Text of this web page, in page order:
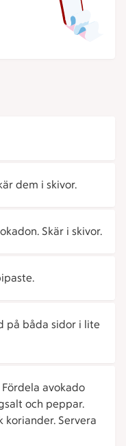
dem i skivor.
Skär i skivor.
på båda sidor i lite
avokado
och peppar.
koriander. Servera